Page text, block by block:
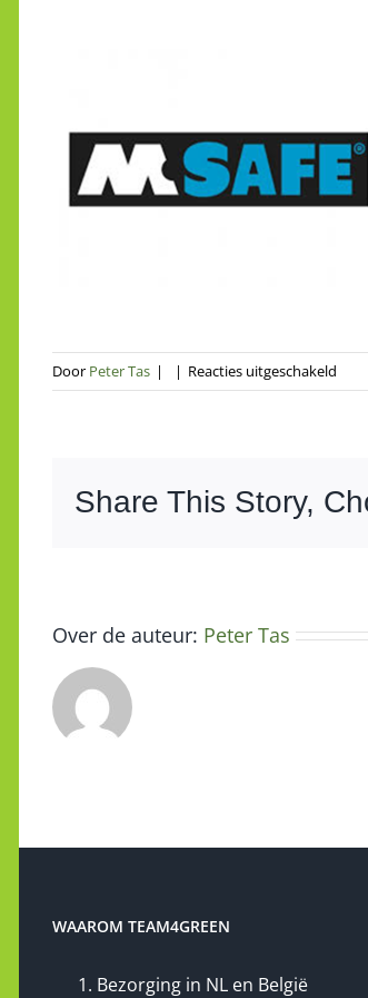
Door Peter Tas | | Reacties uitgeschakeld
Share This Story,
Over de auteur: Peter Tas
WAAROM TEAM4GREEN
Bezorging in NL en België